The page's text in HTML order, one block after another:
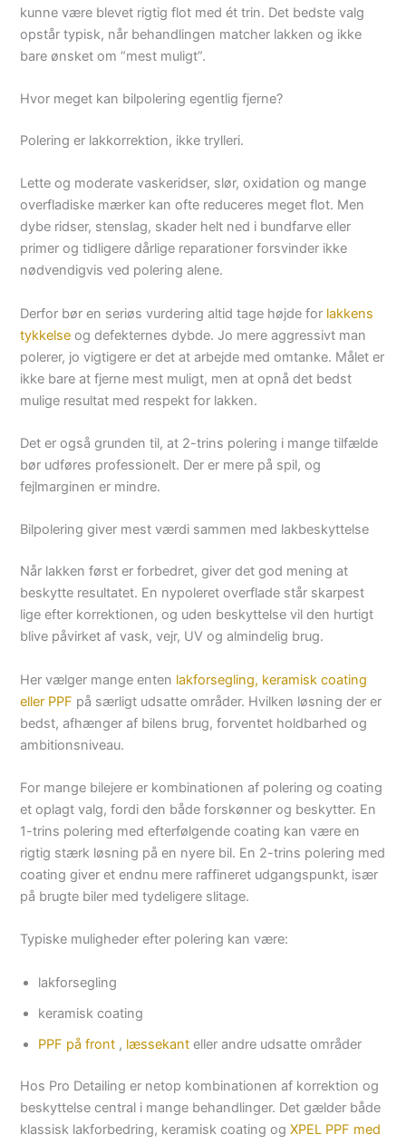
kunne være blevet rigtig flot med ét trin. Det bedste valg
opstår typisk, når behandlingen matcher lakken og ikke
bare ønsket om “mest muligt”.
Hvor meget kan bilpolering egentlig fjerne?
Polering er lakkorrektion, ikke trylleri.
Lette og moderate vaskeridser, slør, oxidation og mange
overfladiske mærker kan ofte reduceres meget flot. Men
dybe ridser, stenslag, skader helt ned i bundfarve eller
primer og tidligere dårlige reparationer forsvinder ikke
nødvendigvis ved polering alene.
Derfor bør en seriøs vurdering altid tage højde for lakkens
tykkelse og defekternes dybde. Jo mere aggressivt man
polerer, jo vigtigere er det at arbejde med omtanke. Målet er
ikke bare at fjerne mest muligt, men at opnå det bedst
mulige resultat med respekt for lakken.
Det er også grunden til, at 2-trins polering i mange tilfælde
bør udføres professionelt. Der er mere på spil, og
fejlmarginen er mindre.
Bilpolering giver mest værdi sammen med lakbeskyttelse
Når lakken først er forbedret, giver det god mening at
beskytte resultatet. En nypoleret overflade står skarpest
lige efter korrektionen, og uden beskyttelse vil den hurtigt
blive påvirket af vask, vejr, UV og almindelig brug.
Her vælger mange enten lakforsegling, keramisk coating
eller PPF på særligt udsatte områder. Hvilken løsning der er
bedst, afhænger af bilens brug, forventet holdbarhed og
ambitionsniveau.
For mange bilejere er kombinationen af polering og coating
et oplagt valg, fordi den både forskønner og beskytter. En
1-trins polering med efterfølgende coating kan være en
rigtig stærk løsning på en nyere bil. En 2-trins polering med
coating giver et endnu mere raffineret udgangspunkt, især
på brugte biler med tydeligere slitage.
Typiske muligheder efter polering kan være:
lakforsegling
keramisk coating
PPF på front , læssekant eller andre udsatte områder
Hos Pro Detailing er netop kombinationen af korrektion og
beskyttelse central i mange behandlinger. Det gælder både
klassisk lakforbedring, keramisk coating ogXPEL PPF med